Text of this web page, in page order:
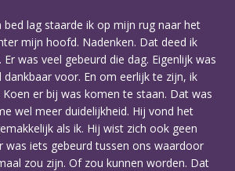
bed lag staarde ik op mijn rug naar het
mijn hoofd. Nadenken. Dat deed ik
was veel gebeurd die dag. Eigenlijk was
voor. En om eerlijk te zijn, ik
er bij was komen te staan. Dat was
wel meer duidelijkheid. Hij vond het
als ik. Hij wist zich ook geen
was iets gebeurd tussen ons waardoor
zou zijn. Of zou kunnen worden. Dat